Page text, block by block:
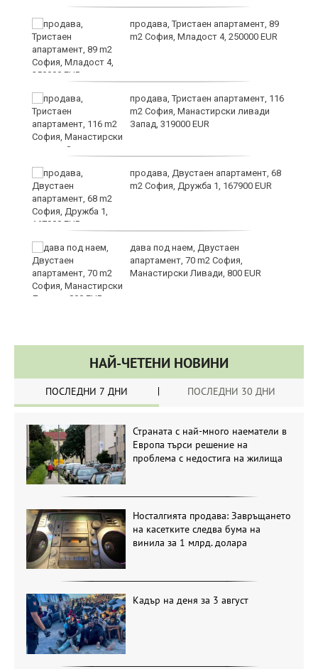
продава, Тристаен апартамент, 89
m2 София, Младост 4, 250000 EUR
продава, Тристаен апартамент, 116
m2 София, Манастирски ливади
Запад, 319000 EUR
продава, Двустаен апартамент, 68
m2 София, Дружба 1, 167900 EUR
дава под наем, Двустаен
апартамент, 70 m2 София,
Манастирски Ливади, 800 EUR
НАЙ-ЧЕТЕНИ НОВИНИ
ПОСЛЕДНИ 7 ДНИ ПОСЛЕДНИ 30 ДНИ
Страната с най-много наематели в
Европа търси решение на
проблема с недостига на жилища
Носталгията продава: Завръщането
на касетките следва бума на
винила за 1 млрд. долара
Кадър на деня за 3 август